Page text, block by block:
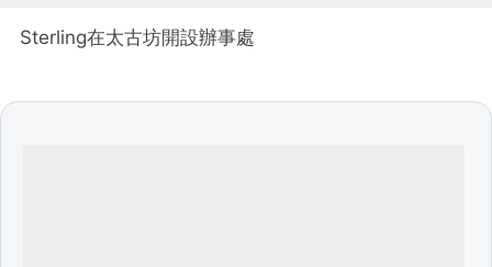
Sterling在太古坊開設辦事處